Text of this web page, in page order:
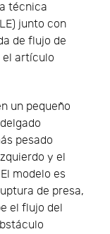
técnica
junto con
de flujo de
el artículo
un pequeño
pesado
y el
modelo es
de presa,
el flujo del